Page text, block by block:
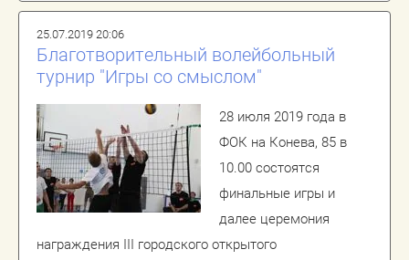
25.07.2019 20:06
Благотворительный волейбольный
турнир "Игры со смыслом"
28 июля 2019 года в
ФОК на Конева, 85 в
10.00 состоятся
финальные игры и
далее церемония
награждения III городского открытого